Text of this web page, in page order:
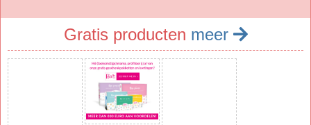
Gratis producten meer